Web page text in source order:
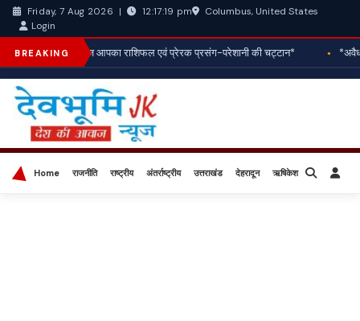
Friday, 7 Aug 2026 | 12:17:21 pm
Columbus, United States
Login
BREAKING*आज आपका राशिफल एवं प्रेरक प्रसंग-परेशानी की चट्टान*
Home राजनीति राष्ट्रीय अंतर्राष्ट्रीय उत्तराखंड देहरादून ऋषिकेश बिज़नेस